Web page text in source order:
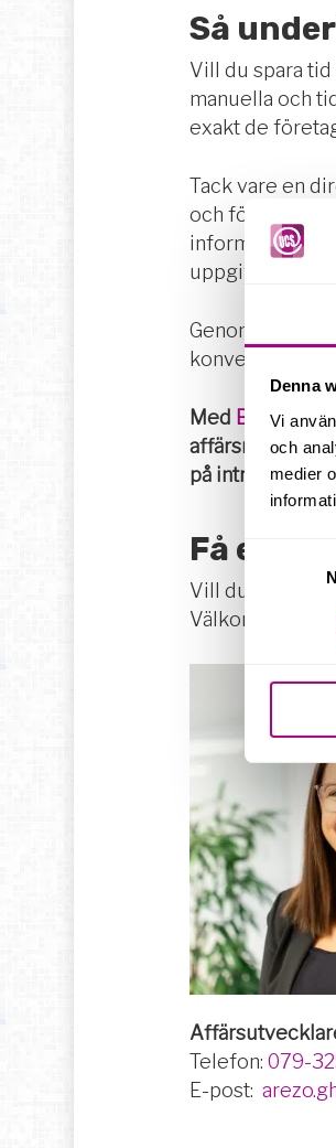
Denna
Vi
och
medier
Så
Vill du spara
manuella och
exakt de
Tack vare en
och följa upp
informationen
uppgifter.
Genom
Med BizFinder
på intressanta
Få en
Vill du veta
Välkommen att
Telefon:079-
E-post: